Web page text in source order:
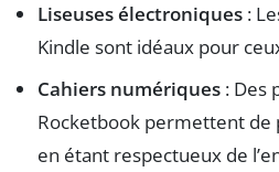
Liseuses électroniques :
Kindle sont idéaux pour
Cahiers numériques : Des
Rocketbook permettent
en étant respectueux de